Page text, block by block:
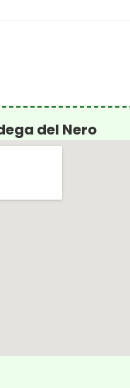
del Nero